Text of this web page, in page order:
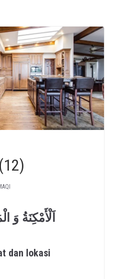
اَلْأَمْكِنَةُ وَ
dan lokasi